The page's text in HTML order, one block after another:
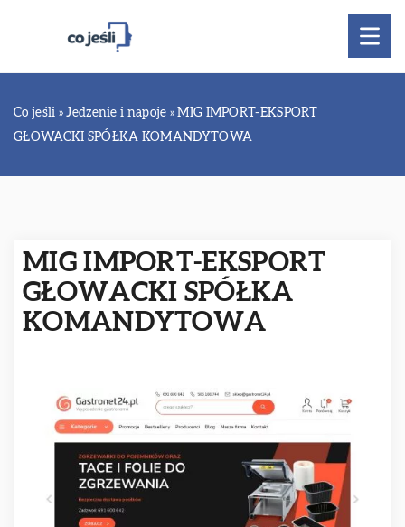
Co jeśli »Jedzenie i napoje »MIG IMPORT-EKSPORT
GŁOWACKI SPÓŁKA KOMANDYTOWA
MIG IMPORT-EKSPORT
GŁOWACKI SPÓŁKA
KOMANDYTOWA